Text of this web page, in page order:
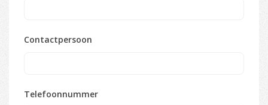
Contactpersoon
Telefoonnummer